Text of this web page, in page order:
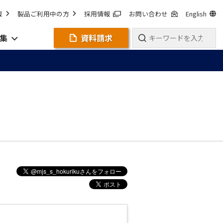
製品ご利用中の方 採用情報 お問い合わせ English
資料請求